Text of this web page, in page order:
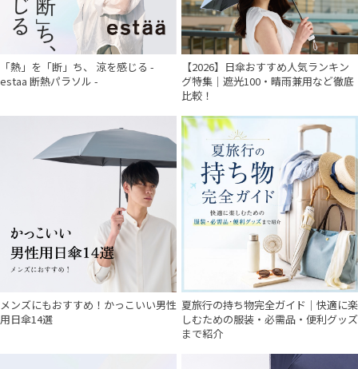
「熱」を「断」ち、 涼を感じる -
estaa 断熱パラソル -
【2026】日傘おすすめ人気ランキン
グ特集｜遮光100・晴雨兼用など徹底
比較！
メンズにもおすすめ！かっこいい男性
用日傘14選
夏旅行の持ち物完全ガイド｜快適に楽
しむための服装・必需品・便利グッズ
まで紹介